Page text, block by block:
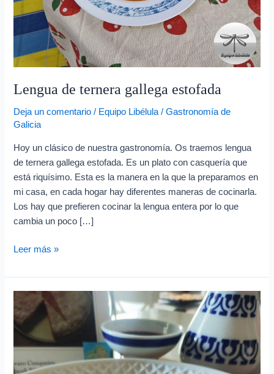
Lengua de ternera gallega estofada
Deja un comentario / Equipo Libélula/Gastronomía de
Galicia
Hoy un clásico de nuestra gastronomía. Os traemos lengua
de ternera gallega estofada. Es un plato con casquería que
está riquísimo. Esta es la manera en la que la preparamos en
mi casa, en cada hogar hay diferentes maneras de cocinarla.
Los hay que prefieren cocinar la lengua entera por lo que
cambia un poco […]
Leer más »
Empanada
de
Raxo
o
e
t
r
n
i
c
o